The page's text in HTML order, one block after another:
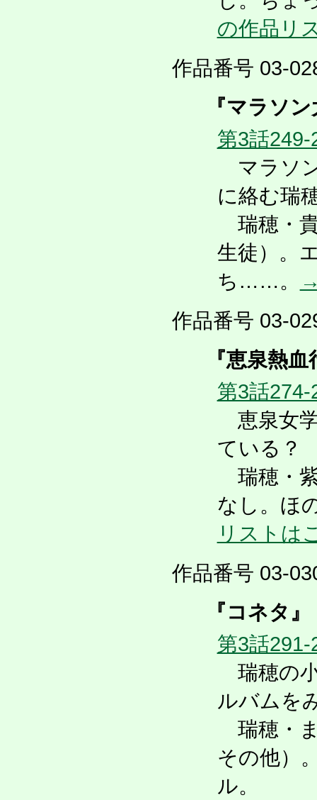
の作品リ
作品番号 03-
『マラソ
第3話249-
マラソ
に絡む瑞
瑞穂・
生徒）。
ち……。
作品番号 03-
『恵泉熱
第3話274-
恵泉女
ている？
瑞穂・
なし。ほ
リストは
作品番号 03-
『コネタ』
第3話291-
瑞穂の
ルバムを
瑞穂・
その他）
ル。